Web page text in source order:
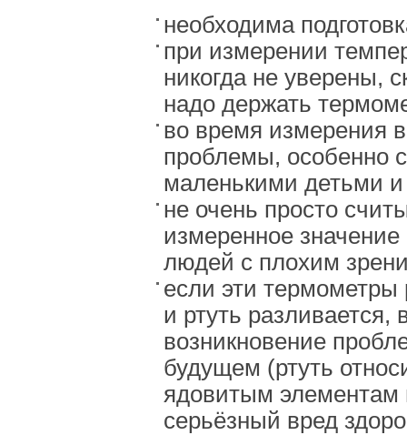
необходима
при измерении
никогда не уверены,
надо держать
во время измерения
проблемы, особенно
маленькими детьми
не очень просто
измеренное
людей с плохим
если эти термометры
и ртуть разливается,
возникновение
будущем (ртуть
ядовитым элементам
серьёзный вред